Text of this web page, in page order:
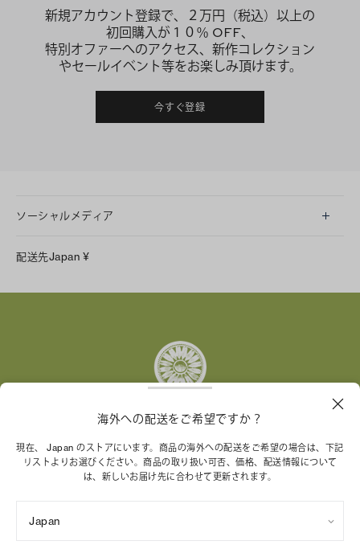
新規アカウント登録で、２万円（税込）以上の
初回購入が１０％ OFF、
特別オファーへのアクセス、新作コレクション
やセールイベント等をお楽しみ頂けます。
今すぐ登録
ソーシャルメディア
Facebook
配送先Japan ¥
トリー バーチ財団は、女性起業家が持続可能な企業を築
くことを支援しています。
海外への配送をご希望ですか？
現在、 Japan のストアにいます。商品の海外への配送をご希望の場合は、下記
リストよりお選びください。商品の取り扱い可否、価格、配送情報について
は、新しいお届け先に合わせて更新されます。
Japan